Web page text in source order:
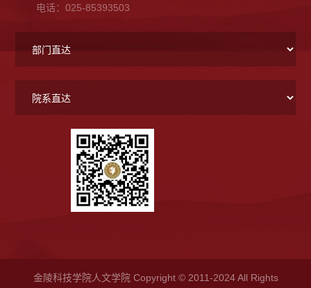
电话：025-85393503
金陵科技学院人文学院 Copyright © 2011-2024 All Rights